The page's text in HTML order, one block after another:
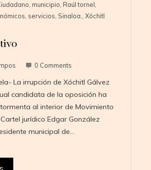
, municipio, Raúl tornel,
, servicios, Sinaloa., Xóchitl
0 Comments
La irrupción de Xóchitl Gálvez
candidata de la oposición ha
al interior de Movimiento
jurídico Edgar González
municipal de…